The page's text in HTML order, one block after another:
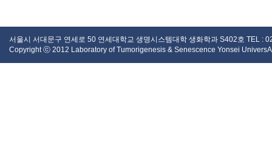
서울시 서대문구 연세로 50 연세대학교 생명시스템대학 생화학과 S402호 TEL :
Copyright ⓒ 2012 Laboratory of Tumorigenesis & Senescence Yonsei